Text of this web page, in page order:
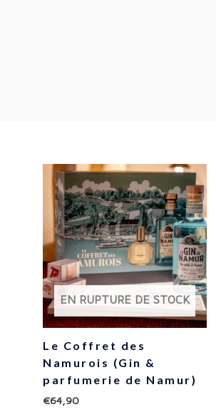
EN RUPTURE DE STOCK
Le Coffret des
Namurois (Gin &
parfumerie de Namur)
€64,90